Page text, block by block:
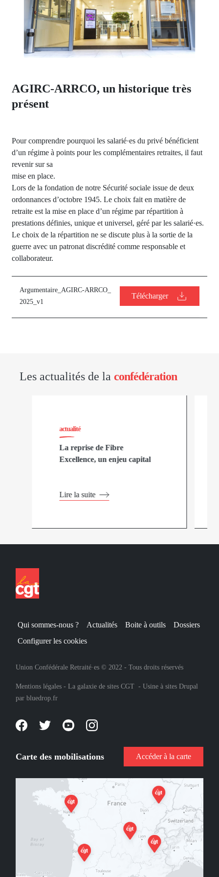
AGIRC-ARRCO, un historique très
présent
Pour comprendre pourquoi les salarié·es du privé bénéficient
d’un régime à points pour les complémentaires retraites, il faut
revenir sur sa
mise en place.
Lors de la fondation de notre Sécurité sociale issue de deux
ordonnances d’octobre 1945. Le choix fait en matière de
retraite est la mise en place d’un régime par répartition à
prestations définies, unique et universel, géré par les salarié·es.
Le choix de la répartition ne se discute plus à la sortie de la
guerre avec un patronat discrédité comme responsable et
collaborateur.
Argumentaire_AGIRC-ARRCO_
2025_v1
Télécharger
Les actualités de la confédération
actualité
La reprise de Fibre
Excellence, un enjeu capital
Lire la suite
Qui sommes-nous ? Actualités Boite à outils
Dossiers
Configurer les cookies
Union Confédérale Retraité·es © 2022 - Tous droits réservés
Mentions légales - La galaxie de sites CGT - Usine à sites Drupal
par bluedrop.fr
Carte des mobilisations Accéder à la carte